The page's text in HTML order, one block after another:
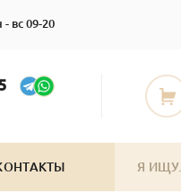
вс 09-20